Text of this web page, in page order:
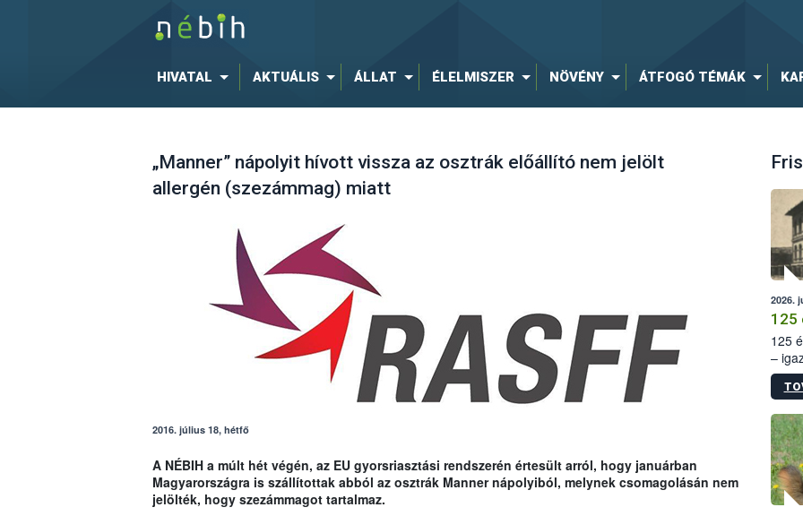
HIVATAL AKTUÁLIS ÁLLAT ÉLELMISZER NÖVÉNY ÁTFOGÓ TÉMÁK
„Manner” nápolyit hívott vissza az osztrák előállító nem jelölt
allergén (szezámmag) miatt
2016. július 18, hétfő
A NÉBIH a múlt hét végén, az EU gyorsriasztási rendszerén értesült arról, hogy januárban
Magyarországra is szállítottak abból az osztrák Manner nápolyiból, melynek csomagolásán nem
jelölték, hogy szezámmagot tartalmaz.
2026.
125
125
–
15.